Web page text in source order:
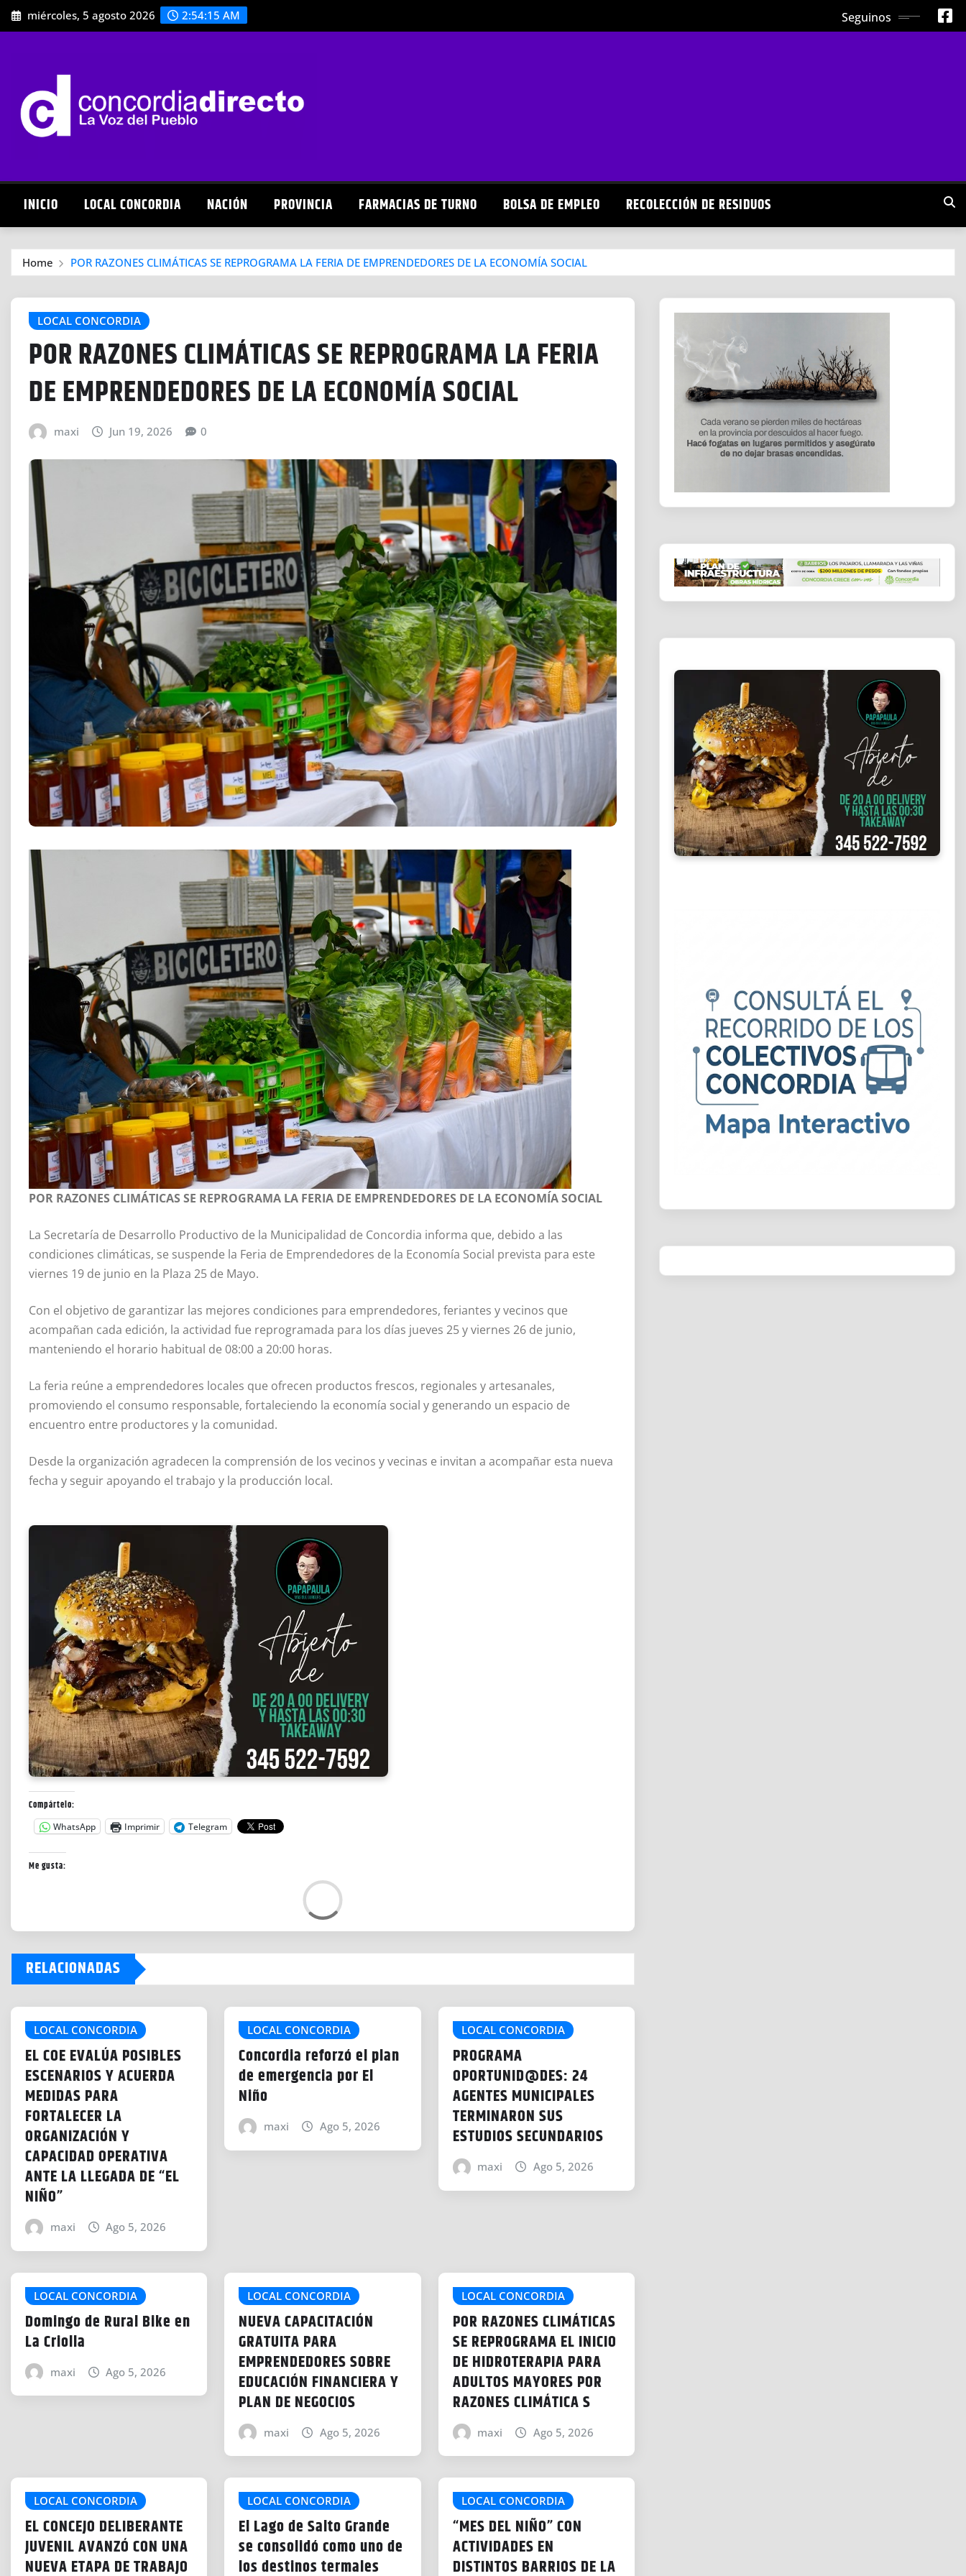
Skip
to
miércoles, 5 agosto 2026 2:54:16 AM Seguinos
INICIO LOCAL CONCORDIA NACIÓN PROVINCIA FARMACIAS DE TURNO BOLSA DE EMPLEO RECOLECCIÓN DE RESIDUOS
Home POR RAZONES CLIMÁTICAS SE REPROGRAMA LA FERIA DE EMPRENDEDORES DE LA ECONOMÍA SOCIAL
LOCAL CONCORDIA
POR RAZONES CLIMÁTICAS SE REPROGRAMA LA FERIA
DE EMPRENDEDORES DE LA ECONOMÍA SOCIAL
maxi Jun 19, 2026 0
POR RAZONES CLIMÁTICAS SE REPROGRAMA LA FERIA DE EMPRENDEDORES DE LA ECONOMÍA SOCIAL
La Secretaría de Desarrollo Productivo de la Municipalidad de Concordia informa que, debido a las
condiciones climáticas, se suspende la Feria de Emprendedores de la Economía Social prevista para este
viernes 19 de junio en la Plaza 25 de Mayo.
Con el objetivo de garantizar las mejores condiciones para emprendedores, feriantes y vecinos que
acompañan cada edición, la actividad fue reprogramada para los días jueves 25 y viernes 26 de junio,
manteniendo el horario habitual de 08:00 a 20:00 horas.
La feria reúne a emprendedores locales que ofrecen productos frescos, regionales y artesanales,
promoviendo el consumo responsable, fortaleciendo la economía social y generando un espacio de
encuentro entre productores y la comunidad.
Desde la organización agradecen la comprensión de los vecinos y vecinas e invitan a acompañar esta nueva
fecha y seguir apoyando el trabajo y la producción local.
Compártelo:
WhatsApp Imprimir Telegram
Me gusta:
a
i
n
g
…
RELACIONADAS
LOCAL CONCORDIA
EL COE EVALÚA POSIBLES
ESCENARIOS Y ACUERDA
MEDIDAS PARA
FORTALECER LA
ORGANIZACIÓN Y
CAPACIDAD OPERATIVA
ANTE LA LLEGADA DE “EL
NIÑO”
maxi Ago 5, 2026
LOCAL CONCORDIA
Concordia reforzó el plan
de emergencia por El
Niño
maxi Ago 5, 2026
LOCAL CONCORDIA
PROGRAMA
OPORTUNID@DES: 24
AGENTES MUNICIPALES
TERMINARON SUS
ESTUDIOS SECUNDARIOS
maxi Ago 5, 2026
LOCAL CONCORDIA
Domingo de Rural Bike en
La Criolla
maxi Ago 5, 2026
LOCAL CONCORDIA
NUEVA CAPACITACIÓN
GRATUITA PARA
EMPRENDEDORES SOBRE
EDUCACIÓN FINANCIERA Y
PLAN DE NEGOCIOS
maxi Ago 5, 2026
LOCAL CONCORDIA
POR RAZONES CLIMÁTICAS
SE REPROGRAMA EL INICIO
DE HIDROTERAPIA PARA
ADULTOS MAYORES POR
RAZONES CLIMÁTICA S
maxi Ago 5, 2026
LOCAL CONCORDIA
EL CONCEJO DELIBERANTE
JUVENIL AVANZÓ CON UNA
NUEVA ETAPA DE TRABAJO
LOCAL CONCORDIA
El Lago de Salto Grande
se consolidó como uno de
los destinos termales
LOCAL CONCORDIA
“MES DEL NIÑO” CON
ACTIVIDADES EN
DISTINTOS BARRIOS DE LA